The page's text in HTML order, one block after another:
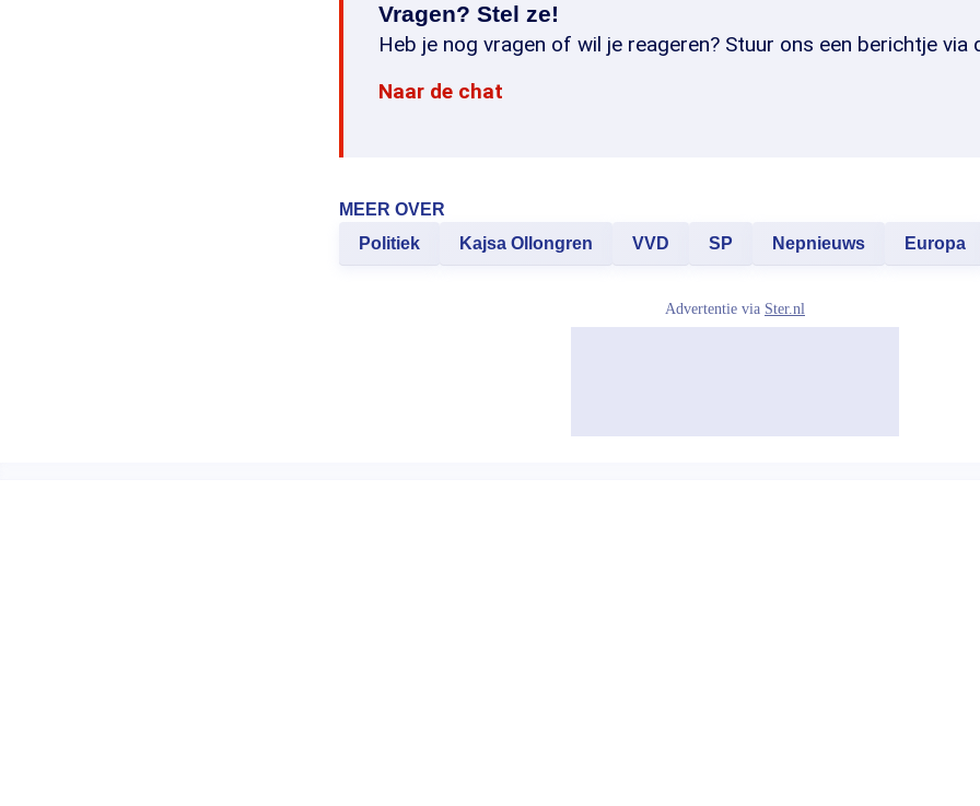
Vragen? Stel ze!
Heb je nog vragen of wil je reageren? Stuur ons een berichtje via
Naar de chat
MEER OVER
Politiek
Kajsa Ollongren VVD SP Nepnieuws Europa
Advertentie via Ster.nl